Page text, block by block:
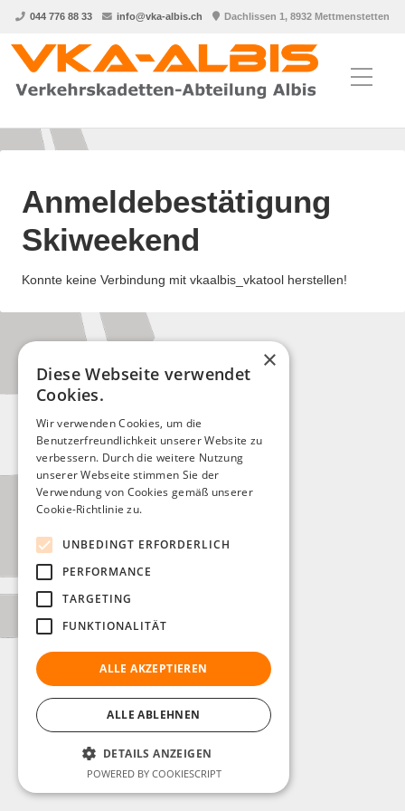
044 776 88 33 info@vka-albis.ch Dachlissen 1, 8932 Mettmenstetten
Anmeldebestätigung
Skiweekend
Konnte keine Verbindung mit vkaalbis_vkatool herstellen!
×
Diese Webseite verwendet
Cookies.
Wir verwenden Cookies, um die
Benutzerfreundlichkeit unserer Website zu
verbessern. Durch die weitere Nutzung
unserer Webseite stimmen Sie der
Verwendung von Cookies gemäß unserer
Cookie-Richtlinie zu.
UNBEDINGT ERFORDERLICH
PERFORMANCE
TARGETING
FUNKTIONALITÄT
ALLE AKZEPTIEREN
ALLE ABLEHNEN
DETAILS ANZEIGEN
POWERED BY COOKIESCRIPT